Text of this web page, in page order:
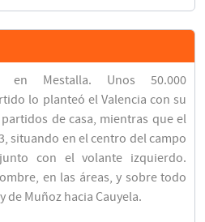
Mestalla. Unos 50.000
lo planteó el Valencia con su
de casa, mientras que el
situando en el centro del campo
con el volante izquierdo.
en las áreas, y sobre todo
de Muñoz hacia Cauyela.